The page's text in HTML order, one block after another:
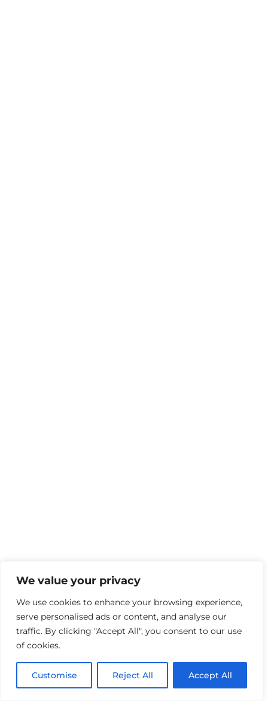
We value your privacy
We use cookies to enhance your browsing experience,
serve personalised ads or content, and analyse our
traffic. By clicking "Accept All", you consent to our use
of cookies.
Customise Reject All Accept All